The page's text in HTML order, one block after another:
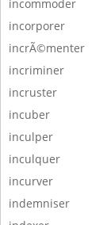
incommoder
incorporer
incrÃ©menter
incriminer
incruster
incuber
inculper
inculquer
incurver
indemniser